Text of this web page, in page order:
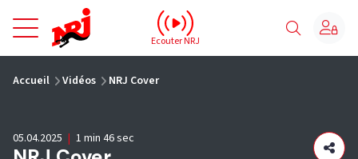
NRJ - Accueil
Ecouter NRJ
Accueil Vidéos NRJ Cover
05.04.2025 | 1 min 46 sec